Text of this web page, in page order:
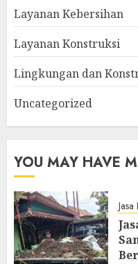
Layanan Kebersihan
Layanan Konstruksi
Lingkungan dan
Uncategorized
YOU MAY HAVE